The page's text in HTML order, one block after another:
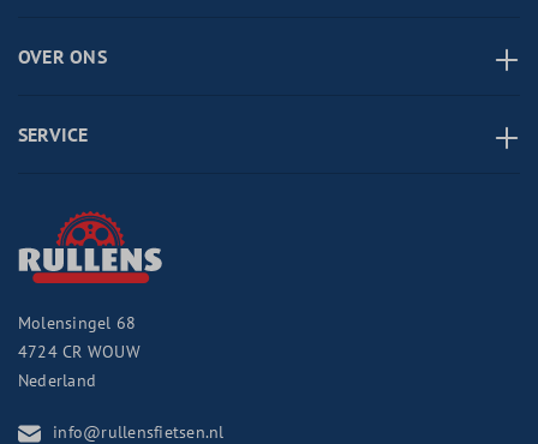
OVER ONS
SERVICE
Molensingel 68
4724 CR WOUW
Nederland
info@rullensfietsen.nl